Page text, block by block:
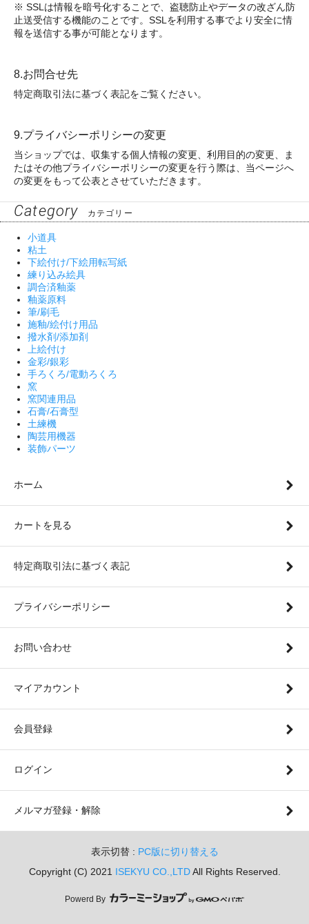
※ SSLは情報を暗号化することで、盗聴防止やデータの改ざん防
止送受信する機能のことです。SSLを利用する事でより安全に情
報を送信する事が可能となります。
8.お問合せ先
特定商取引法に基づく表記をご覧ください。
9.プライバシーポリシーの変更
当ショップでは、収集する個人情報の変更、利用目的の変更、ま
たはその他プライバシーポリシーの変更を行う際は、当ページへ
の変更をもって公表とさせていただきます。
Category カテゴリー
小道具
粘土
下絵付け/下絵用転写紙
練り込み絵具
調合済釉薬
釉薬原料
筆/刷毛
施釉/絵付け用品
撥水剤/添加剤
上絵付け
金彩/銀彩
手ろくろ/電動ろくろ
窯
窯関連用品
石膏/石膏型
土練機
陶芸用機器
装飾パーツ
ホーム
カートを見る
特定商取引法に基づく表記
プライバシーポリシー
お問い合わせ
マイアカウント
会員登録
ログイン
メルマガ登録・解除
表示切替 : PC版に切り替える
Copyright (C) 2021 ISEKYU CO.,LTDAll Rights Reserved.
Powerd By